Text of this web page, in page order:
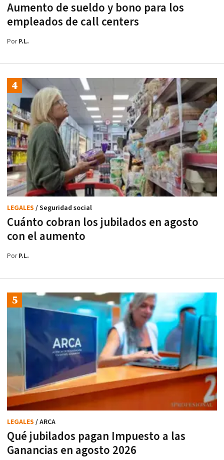
Aumento de sueldo y bono para los
empleados de call centers
PorP.L.
Cuánto cobran los jubilados en agosto
con el aumento
LEGALES / Seguridad social
PorP.L.
Qué jubilados pagan Impuesto a las
Ganancias en agosto 2026
LEGALES / ARCA